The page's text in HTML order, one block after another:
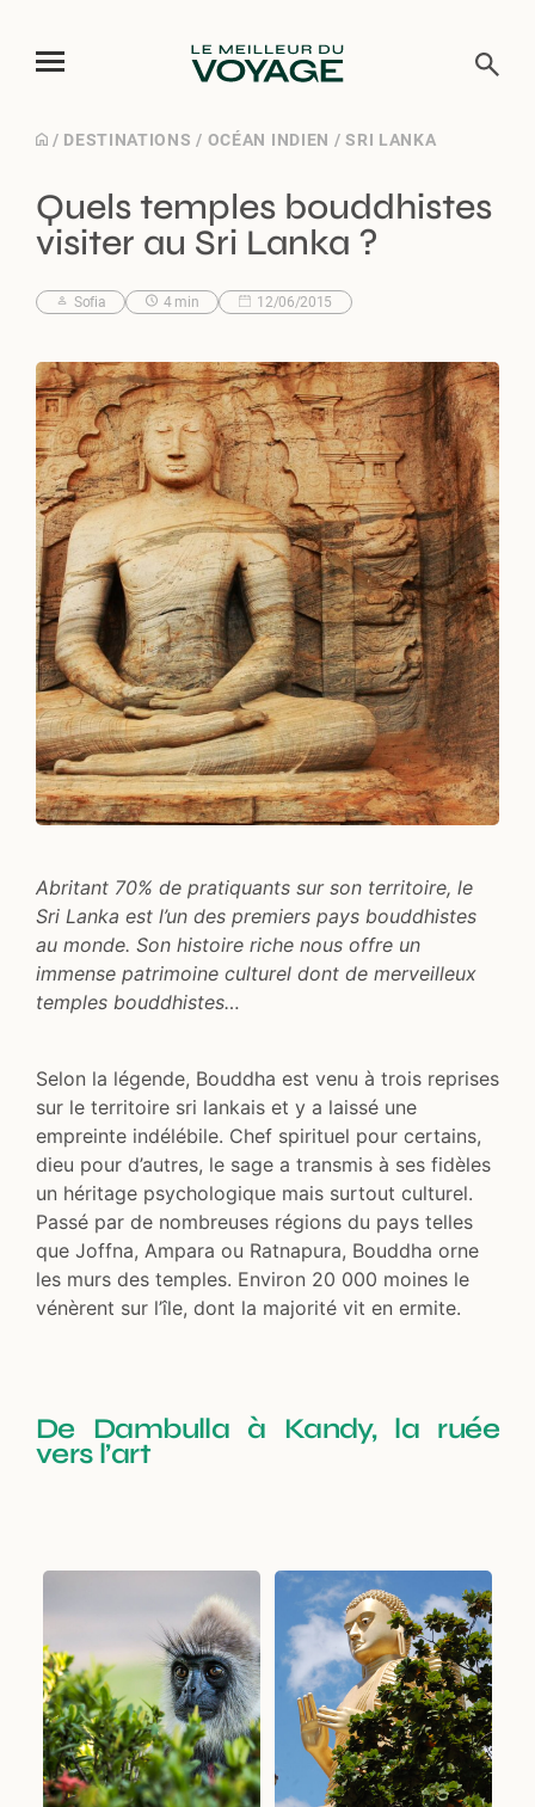
Skip
content
/ DESTINATIONS / OCÉAN INDIEN /SRI LANKA
Quels temples bouddhistes
visiter au Sri Lanka ?
Sofia 4 min 12/06/2015
Abritant 70% de pratiquants sur son territoire, le
Sri Lanka est l’un des premiers pays bouddhistes
au monde. Son histoire riche nous offre un
immense patrimoine culturel dont de merveilleux
temples bouddhistes…
Selon la légende, Bouddha est venu à trois reprises
sur le territoire sri lankais et y a laissé une
empreinte indélébile. Chef spirituel pour certains,
dieu pour d’autres, le sage a transmis à ses fidèles
un héritage psychologique mais surtout culturel.
Passé par de nombreuses régions du pays telles
que Joffna, Ampara ou Ratnapura, Bouddha orne
les murs des temples. Environ 20 000 moines le
vénèrent sur l’île, dont la majorité vit en ermite.
De Dambulla à Kandy, la ruée
vers l’art